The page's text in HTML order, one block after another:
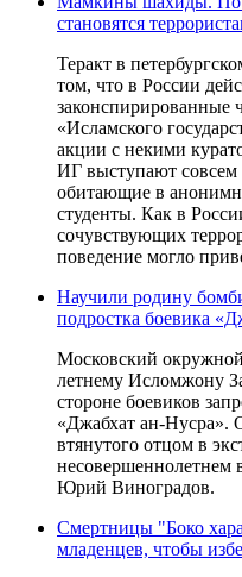
становятся
Теракт в
том, что в России
законспирированные
«Исламского
акции с некими
ИГ выступают совсем
обитающие в
студенты. Как в
сочувствующих
поведение могло
Научили родину
подростка боевика
Московский
летнему Исломжону
стороне боевиков
«Джабхат ан-Нусра».
втянутого отцом в
несовершеннолетнем
Юрий Виноградов.
Смертницы "Боко
младенцев, чтобы